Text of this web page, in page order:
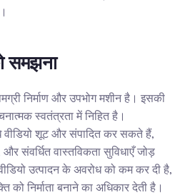
समझना
निर्माण और उपभोग मशीन है। इसकी
स्वतंत्रता में निहित है।
वीडियो शूट और संपादित कर सकते हैं,
संवर्धित वास्तविकता सुविधाएँ जोड़
उत्पादन के अवरोध को कम कर दी है,
को निर्माता बनाने का अधिकार देती है।